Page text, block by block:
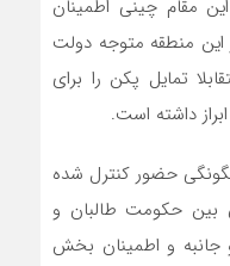
مقام چینی اطمینان
این منطقه متوجه دولت
تمایل پکن را برای
داشته است.
حضور کنترل شده
بین حکومت طالبان و
و اطمینان بخش